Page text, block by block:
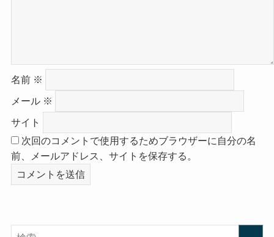
名前 ※
メール ※
サイト
次回のコメントで使用するためブラウザーに自分の名
前、メールアドレス、サイトを保存する。